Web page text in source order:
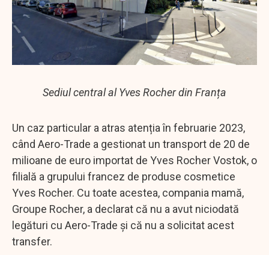
Sediul central al Yves Rocher din Franța
Un caz particular a atras atenția în februarie 2023,
când Aero-Trade a gestionat un transport de 20 de
milioane de euro importat de Yves Rocher Vostok, o
filială a grupului francez de produse cosmetice
Yves Rocher. Cu toate acestea, compania mamă,
Groupe Rocher, a declarat că nu a avut niciodată
legături cu Aero-Trade și că nu a solicitat acest
transfer.